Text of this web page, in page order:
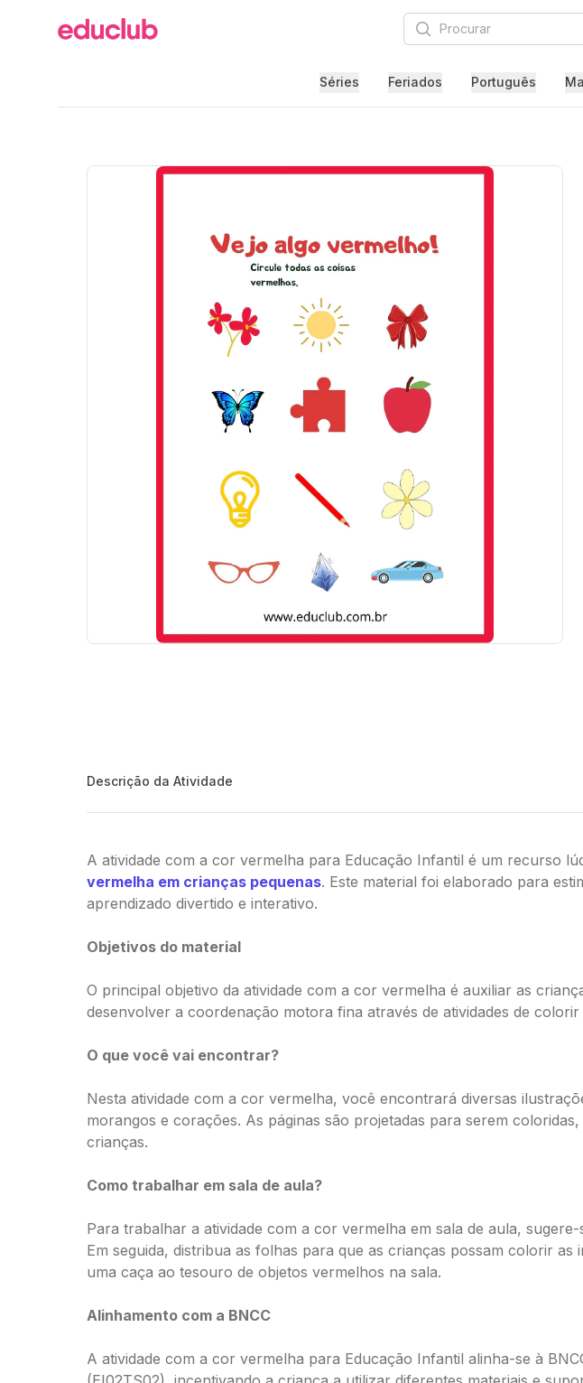
Educlub Procurar
Séries Feriados Português
Descrição da Atividade
A atividade com a cor vermelha para Educação Infantil é um recurso
vermelha em crianças pequenas. Este material foi elaborado para
aprendizado divertido e interativo.
Objetivos do material
O principal objetivo da atividade com a cor vermelha é auxiliar as
desenvolver a coordenação motora fina através de atividades de
O que você vai encontrar?
Nesta atividade com a cor vermelha, você encontrará diversas
morangos e corações. As páginas são projetadas para serem
crianças.
Como trabalhar em sala de aula?
Para trabalhar a atividade com a cor vermelha em sala de aula,
Em seguida, distribua as folhas para que as crianças possam colorir
uma caça ao tesouro de objetos vermelhos na sala.
Alinhamento com a BNCC
A atividade com a cor vermelha para Educação Infantil alinha-se à